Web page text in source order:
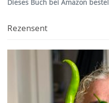
Dieses Buch bei Amazon
Rezensent